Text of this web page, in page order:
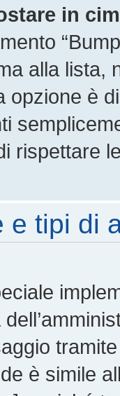
in
alla lista,
opzione è
rispettare
e tipi di
è simile